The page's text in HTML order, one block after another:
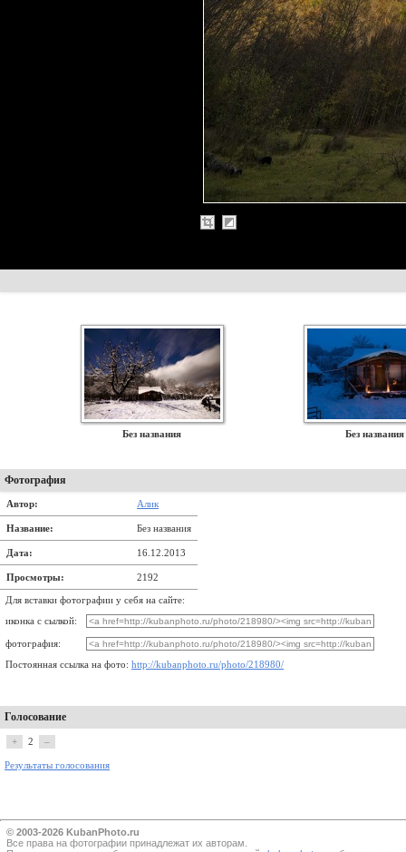
Без названия Без названия
Фотография
Автор: Алик
Название: Без названия
Дата: 16.12.2013
Просмотры: 2192
Для вставки фотографии у себя на сайте:
иконка с сылкой:
фотография:
Постоянная ссылка на фото: http://kubanphoto.ru/photo/218980/
Голосование
+ 2 –
Результаты голосования
© 2003-2026 KubanPhoto.ru
Все прaва на фотографии принадлежат их авторам.